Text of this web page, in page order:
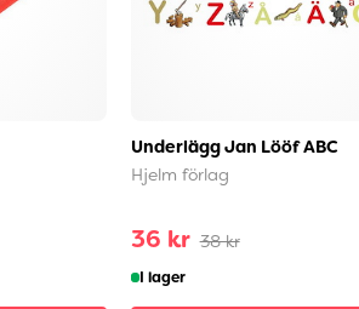
Underlägg Jan Lööf ABC
Hjelm förlag
36 kr 38 kr
I lager